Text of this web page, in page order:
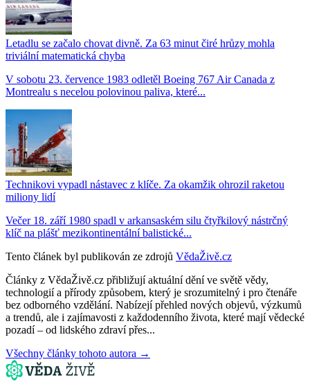
Letadlu se začalo chovat divně. Za 63 minut čiré hrůzy mohla
triviální matematická chyba
V sobotu 23. července 1983 odletěl Boeing 767 Air Canada z
Montrealu s necelou polovinou paliva, které...
Technikovi vypadl nástavec z klíče. Za okamžik ohrozil raketou
miliony lidí
Večer 18. září 1980 spadl v arkansaském silu čtyřkilový nástrčný
klíč na plášť mezikontinentální balistické...
Tento článek byl publikován ze zdrojů VědaŽivě.cz
Články z VědaŽivě.cz přibližují aktuální dění ve světě vědy,
technologií a přírody způsobem, který je srozumitelný i pro čtenáře
bez odborného vzdělání. Nabízejí přehled nových objevů, výzkumů
a trendů, ale i zajímavosti z každodenního života, které mají vědecké
pozadí – od lidského zdraví přes...
Všechny články tohoto autora →